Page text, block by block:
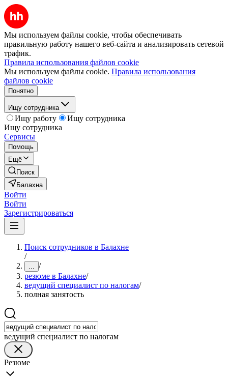
Мы используем файлы cookie, чтобы обеспечивать
правильную работу нашего веб-сайта и анализировать сетевой
трафик.
Правила использования файлов cookie
Мы используем файлы cookie. Правила использования
файлов cookie
Понятно
Ищу сотрудника
Ищу работу
Ищу сотрудника
Ищу сотрудника
Сервисы
Помощь
Ещё
Поиск
Балахна
Войти
Войти
Зарегистрироваться
Поиск сотрудников в Балахне
/
... /
резюме в Балахне/
ведущий специалист по налогам/
полная занятость
ведущий специалист по налогам
Резюме